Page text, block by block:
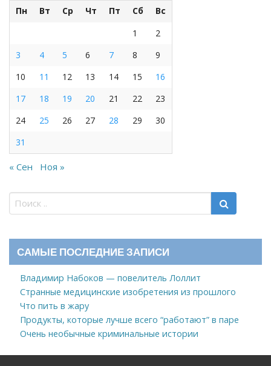
Пн Вт Ср Чт Пт Сб
Вс
1
2
3
4 5 6 7 8
9
10
11 12 13 14 15
16
17
18 19 20 21 22
23
24
25 26 27 28 29
30
31
« Сен Ноя »
САМЫЕ ПОСЛЕДНИЕ ЗАПИСИ
Владимир Набоков — повелитель Лоллит
Странные медицинские изобретения из прошлого
Что пить в жару
Продукты, которые лучше всего “работают” в паре
Очень необычные криминальные истории